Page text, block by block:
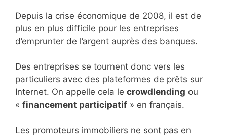
Depuis la crise économique de 2008, il est de
plus en plus difficile pour les entreprises
d’emprunter de l’argent auprès des banques.
Des entreprises se tournent donc vers les
particuliers avec des plateformes de prêts sur
Internet. On appelle cela le crowdlending ou
« financement participatif » en français.
Les promoteurs immobiliers ne sont pas en